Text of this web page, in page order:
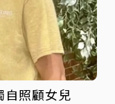
自照顧女兒